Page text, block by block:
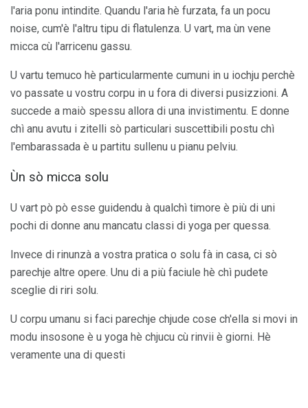
l'aria ponu intindite. Quandu l'aria hè furzata, fa un pocu
noise, cum'è l'altru tipu di flatulenza. U vart, ma ùn vene
micca cù l'arricenu gassu.
U vartu temuco hè particularmente cumuni in u iochju perchè
vo passate u vostru corpu in u fora di diversi pusizzioni. A
succede a maiò spessu allora di una invistimentu. E donne
chì anu avutu i zitelli sò particulari suscettibili postu chì
l'embarassada è u partitu sullenu u pianu pelviu.
Ùn sò micca solu
U vart pò pò esse guidendu à qualchì timore è più di uni
pochi di donne anu mancatu classi di yoga per quessa.
Invece di rinunzà a vostra pratica o solu fà in casa, ci sò
parechje altre opere. Unu di a più faciule hè chì pudete
sceglie di riri solu.
U corpu umanu si faci parechje chjude cose ch'ella si movi in
​​modu insosone è u yoga hè chjucu cù rinvii è giorni. Hè
veramente una di questi